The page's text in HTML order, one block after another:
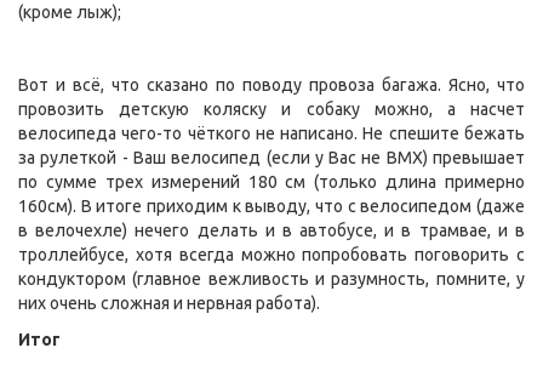
(кроме лыж);
Вот и всё, что сказано по поводу провоза багажа. Ясно, что
провозить детскую коляску и собаку можно, а насчет
велосипеда чего-то чёткого не написано. Не спешите бежать
за рулеткой - Ваш велосипед (если у Вас не BMX) превышает
по сумме трех измерений 180 см (только длина примерно
160см). В итоге приходим к выводу, что с велосипедом (даже
в велочехле) нечего делать и в автобусе, и в трамвае, и в
троллейбусе, хотя всегда можно попробовать поговорить с
кондуктором (главное вежливость и разумность, помните, у
них очень сложная и нервная работа).
Итог